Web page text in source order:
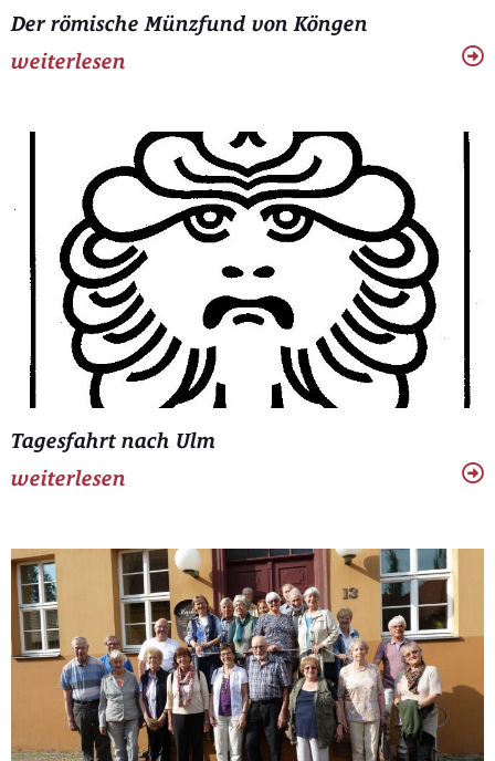
Der römische Münzfund von Köngen
weiterlesen
Tagesfahrt nach Ulm
weiterlesen